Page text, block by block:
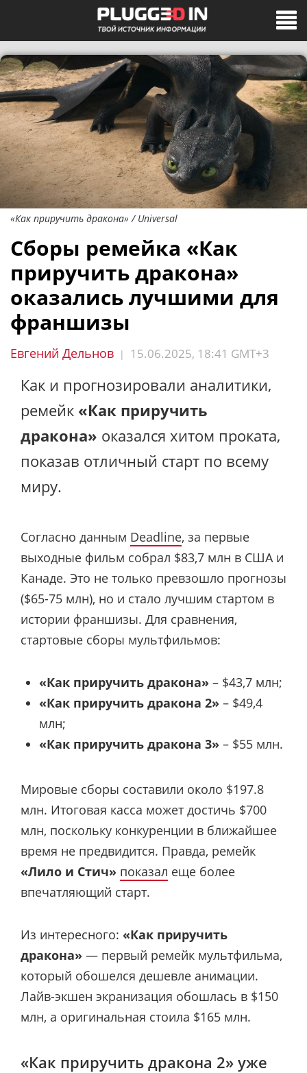
«Как приручить дракона» / Universal
Сборы ремейка «Как
приручить дракона»
оказались лучшими для
франшизы
Евгений Дельнов | 15.06.2025, 18:41 GMT+3
Как и прогнозировали аналитики,
ремейк «Как приручить
дракона» оказался хитом проката,
показав отличный старт по всему
миру.
Согласно данным Deadline, за первые
выходные фильм собрал $83,7 млн в США и
Канаде. Это не только превзошло прогнозы
($65-75 млн), но и стало лучшим стартом в
истории франшизы. Для сравнения,
стартовые сборы мультфильмов:
«Как приручить дракона» – $43,7 млн;
«Как приручить дракона 2» – $49,4
млн;
«Как приручить дракона 3» – $55 млн.
Мировые сборы составили около $197.8
млн. Итоговая касса может достичь $700
млн, поскольку конкуренции в ближайшее
время не предвидится. Правда, ремейк
«Лило и Стич» показал еще более
впечатляющий старт.
Из интересного: «Как приручить
дракона» — первый ремейк мультфильма,
который обошелся дешевле анимации.
Лайв-экшен экранизация обошлась в $150
млн, а оригинальная стоила $165 млн.
«Как приручить дракона 2» уже